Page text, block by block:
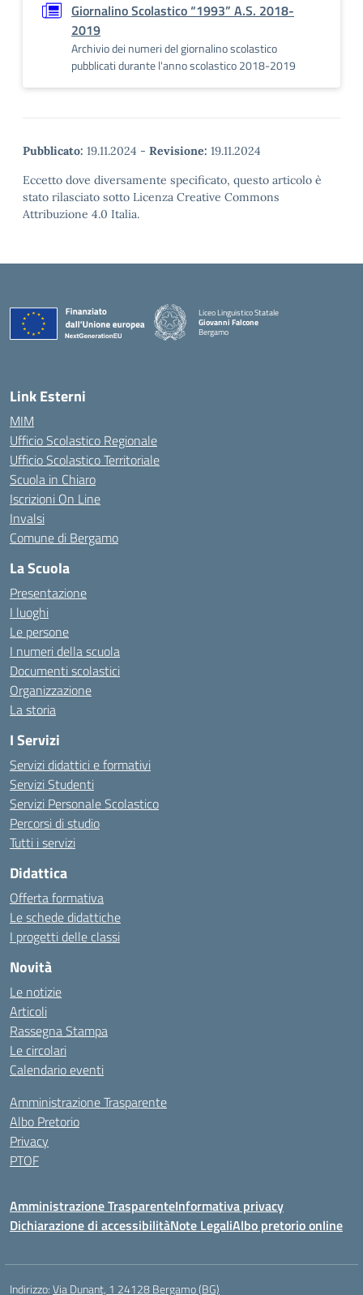
Giornalino Scolastico “1993” A.S. 2018-
2019
Archivio dei numeri del giornalino scolastico
pubblicati durante l'anno scolastico 2018-2019
Pubblicato: 19.11.2024 - Revisione: 19.11.2024
Eccetto dove diversamente specificato, questo articolo è
stato rilasciato sotto Licenza Creative Commons
Attribuzione 4.0 Italia.
Liceo Linguistico Statale
Giovanni Falcone
Bergamo
— Visita la pagina iniziale della scuola
Link Esterni
MIM
Ufficio Scolastico Regionale
Ufficio Scolastico Territoriale
Scuola in Chiaro
Iscrizioni On Line
Invalsi
Comune di Bergamo
La Scuola
Presentazione
I luoghi
Le persone
I numeri della scuola
Documenti scolastici
Organizzazione
La storia
I Servizi
Servizi didattici e formativi
Servizi Studenti
Servizi Personale Scolastico
Percorsi di studio
Tutti i servizi
Didattica
Offerta formativa
Le schede didattiche
I progetti delle classi
Novità
Le notizie
Articoli
Rassegna Stampa
Le circolari
Calendario eventi
Amministrazione Trasparente
Albo Pretorio
Privacy
PTOF
Amministrazione TrasparenteInformativa privacy
Dichiarazione di accessibilitàNote LegaliAlbo pretorio online
Indirizzo:Via Dunant, 1 24128 Bergamo (BG)